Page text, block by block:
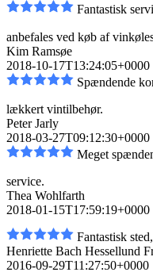
Fantastisk
anbefales ved køb af
Kim Ramsøe
2018-10-17T13:24:05+0000
Spændende
lækkert vintilbehør.
Peter Jarly
2018-03-27T09:12:30+0000
Meget
service.
Thea Wohlfarth
2018-01-15T17:59:19+0000
Fantastisk
Henriette Bach Hessellund
2016-09-29T11:27:50+0000